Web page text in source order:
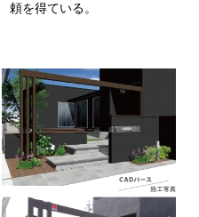
頼を得ている。